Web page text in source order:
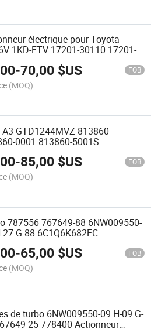
électrique pour Toyota
1KD-FTV 17201-30110 17201-
-70,00 $US FOB
(MOQ)
GTD1244MVZ 813860
0001 813860-5001S
Électrique de
-85,00 $US FOB
(MOQ)
787556 767649-88 6NW009550-
27 G-88 6C1Q6K682EC
Électrique
-65,00 $US FOB
(MOQ)
de turbo 6NW009550-09 H-09 G-
25 778400 Actionneur